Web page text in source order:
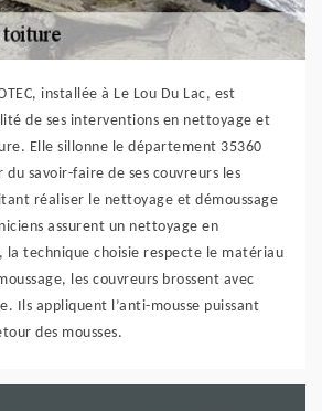
installée à Le Lou Du Lac, est
de ses interventions en nettoyage et
Elle sillonne le département 35360
savoir-faire de ses couvreurs les
réaliser le nettoyage et démoussage
assurent un nettoyage en
la technique choisie respecte le matériau
les couvreurs brossent avec
Ils appliquent l’anti-mousse puissant
des mousses.